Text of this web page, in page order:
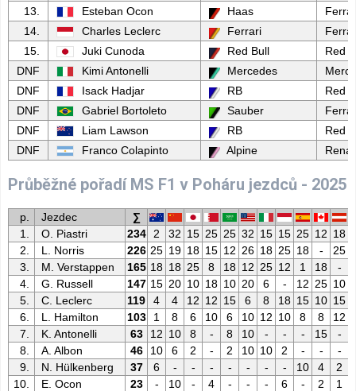
13. Esteban Ocon Haas
14.
Charles Leclerc Ferrari
15.
Juki Cunoda Red Bull
Red
DNF
Kimi Antonelli Mercedes
DNF
Isack Hadjar RB
Red
DNF
Gabriel Bortoleto Sauber
DNF
Liam Lawson RB
Red
DNF
Franco Colapinto Alpine
Průběžné pořadí MS F1 v Poháru jezdců - 2025
p. Jezdec
∑
1.
O. Piastri 234 2 32 15 25 25 32 15 15 25 12 18
2.
L. Norris 226 25 19 18 15 12 26 18 25 18 - 25
3.
M. Verstappen 165 18 18 25 8 18 12 25 12 1 18 -
4.
G. Russell 147 15 20 10 18 10 20 6 - 12 25 10
5.
C. Leclerc 119 4 4 12 12 15 6 8 18 15 10 15
6.
L. Hamilton 103 1 8 6 10 6 10 12 10 8 8 12
7.
K. Antonelli 63 12 10 8 - 8 10 - - - 15 -
8.
A. Albon 46 10 6 2 - 2 10 10 2 - - -
9.
N. Hülkenberg 37 6 - - - - - - - 10 4 2
10.
E. Ocon 23 - 10 - 4 - - - 6 - 2 1